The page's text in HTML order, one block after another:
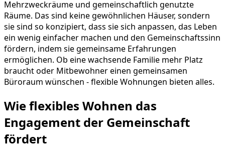
Mehrzweckräume und gemeinschaftlich genutzte
Räume. Das sind keine gewöhnlichen Häuser, sondern
sie sind so konzipiert, dass sie sich anpassen, das Leben
ein wenig einfacher machen und den Gemeinschaftssinn
fördern, indem sie gemeinsame Erfahrungen
ermöglichen. Ob eine wachsende Familie mehr Platz
braucht oder Mitbewohner einen gemeinsamen
Büroraum wünschen - flexible Wohnungen bieten alles.
Wie flexibles Wohnen das
Engagement der Gemeinschaft
fördert